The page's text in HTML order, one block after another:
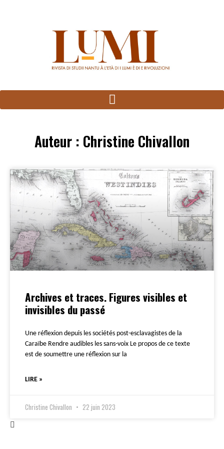
Auteur : Christine Chivallon
Archives et traces. Figures visibles et
invisibles du passé
Une réflexion depuis les sociétés post-esclavagistes de la
Caraïbe Rendre audibles les sans-voix Le propos de ce texte
est de soumettre une réflexion sur la
LIRE »
Christine Chivallon 22 juin 2023